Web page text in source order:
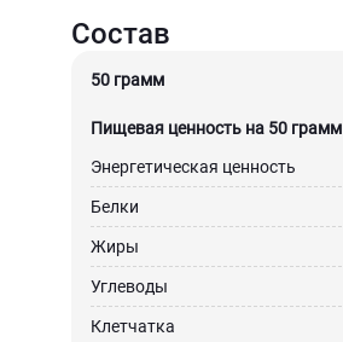
Состав
50 грамм
Пищевая ценность на 50 грамм
Энергетическая ценность
Белки
Жиры
Углеводы
Клетчатка